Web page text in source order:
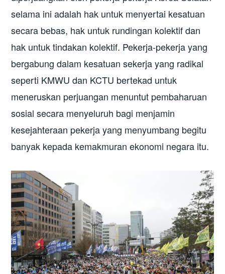
selama ini adalah hak untuk menyertai kesatuan
secara bebas, hak untuk rundingan kolektif dan
hak untuk tindakan kolektif. Pekerja-pekerja yang
bergabung dalam kesatuan sekerja yang radikal
seperti KMWU dan KCTU bertekad untuk
meneruskan perjuangan menuntut pembaharuan
sosial secara menyeluruh bagi menjamin
kesejahteraan pekerja yang menyumbang begitu
banyak kepada kemakmuran ekonomi negara itu.